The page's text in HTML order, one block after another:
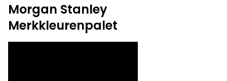
Morgan Stanley
Merkkleurenpalet